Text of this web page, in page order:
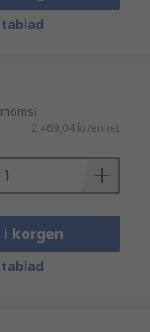
2 469,04 kr/enhet
i korgen